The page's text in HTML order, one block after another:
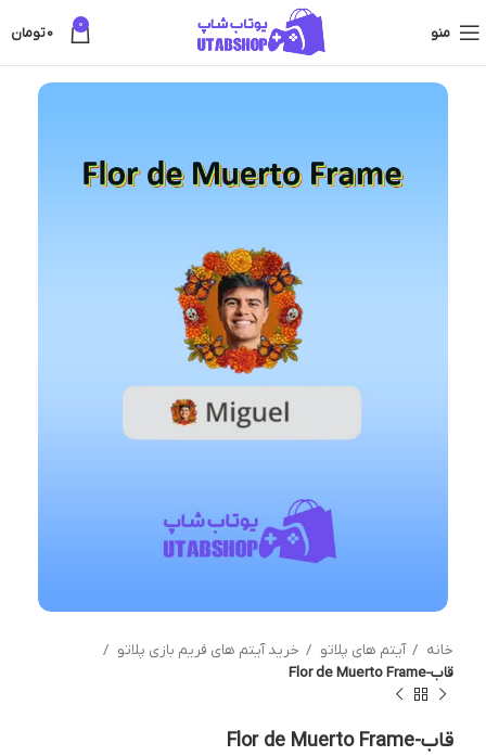
منو 0
0تومان
خانه آیتم های پلاتو
خرید آیتم های فریم بازی پلاتو
قاب-Flor de Muerto Frame
قاب-Flor de Muerto Frame